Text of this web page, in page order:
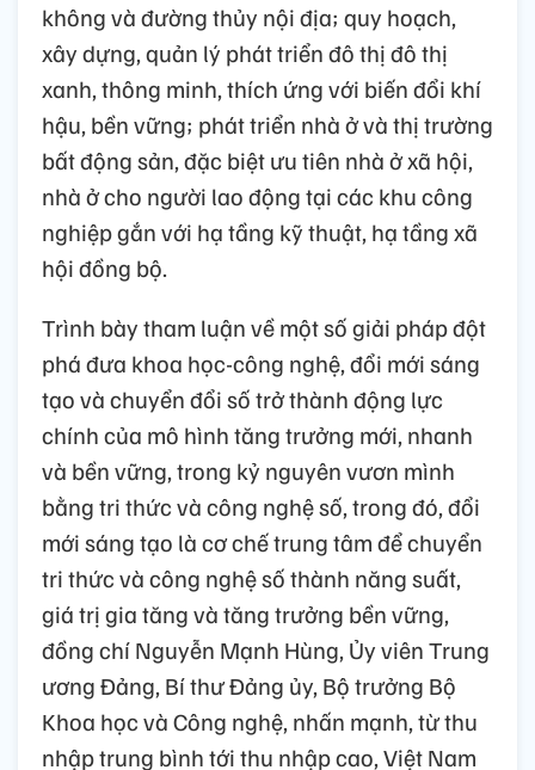
không và đường thủy nội địa; quy hoạch,
xây dựng, quản lý phát triển đô thị đô thị
xanh, thông minh, thích ứng với biến đổi khí
hậu, bền vững; phát triển nhà ở và thị trường
bất động sản, đặc biệt ưu tiên nhà ở xã hội,
nhà ở cho người lao động tại các khu công
nghiệp gắn với hạ tầng kỹ thuật, hạ tầng xã
hội đồng bộ.
Trình bày tham luận về một số giải pháp đột
phá đưa khoa học-công nghệ, đổi mới sáng
tạo và chuyển đổi số trở thành động lực
chính của mô hình tăng trưởng mới, nhanh
và bền vững, trong kỷ nguyên vươn mình
bằng tri thức và công nghệ số, trong đó, đổi
mới sáng tạo là cơ chế trung tâm để chuyển
tri thức và công nghệ số thành năng suất,
giá trị gia tăng và tăng trưởng bền vững,
đồng chí Nguyễn Mạnh Hùng, Ủy viên Trung
ương Đảng, Bí thư Đảng ủy, Bộ trưởng Bộ
Khoa học và Công nghệ, nhấn mạnh, từ thu
nhập trung bình tới thu nhập cao, Việt Nam